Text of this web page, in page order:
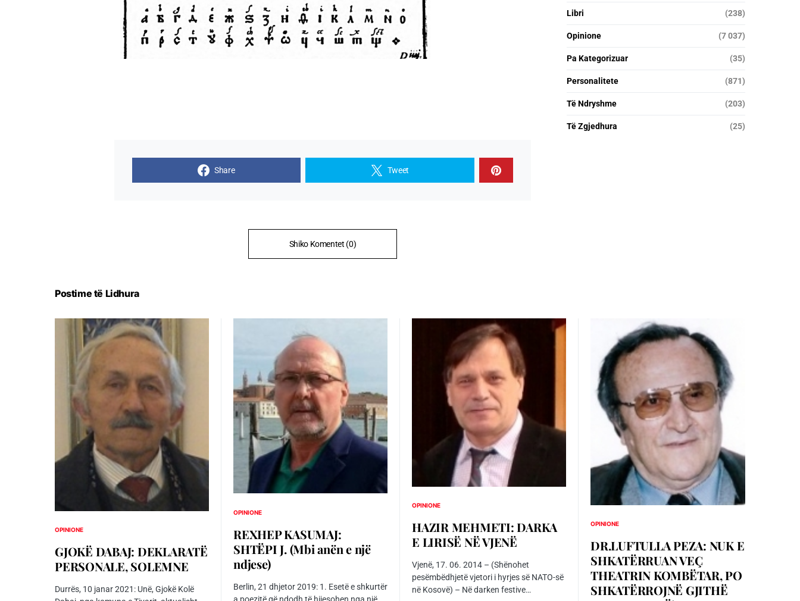
Share Tweet
Shiko Komentet (0)
Libri (238)
Opinione (7 037)
Pa Kategorizuar (35)
Personalitete (871)
Të Ndryshme (203)
Të Zgjedhura (25)
Postime të Lidhura
OPINIONE
GJOKË DABAJ: DEKLARATË
PERSONALE, SOLEMNE
Durrës, 10 janar 2021: Unë, Gjokë Kolë
OPINIONE
REXHEP KASUMAJ:
SHTËPI J. (Mbi anën e një
ndjese)
Berlin, 21 dhjetor 2019: 1. Esetë e shkurtër
a poezitë që ndodh të hijesohen nga një
OPINIONE
HAZIR MEHMETI: DARKA
E LIRISË NË VJENË
Vjenë, 17. 06. 2014 – (Shënohet
pesëmbëdhjetë vjetori i hyrjes së NATO-së
në Kosovë) – Në darken festive…
OPINIONE
DR.LUFTULLA PEZA: NUK E
SHKATËRRUAN VEÇ
THEATRIN KOMBËTAR, PO
SHKATËRROJNË GJITHË